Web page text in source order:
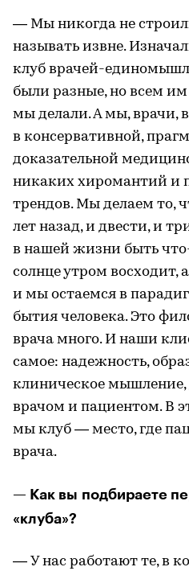
— Мы никогда не
называть извне.
клуб врачей-
были разные, но всем им
мы делали. А мы, врачи,
в консервативной,
доказательной
никаких хиромантий и
трендов. Мы делаем то,
лет назад, и двести, и
в нашей жизни быть
солнце утром восходит,
и мы остаемся в
бытия человека. Это
врача много. И наши
самое: надежность,
клиническое
врачом и пациентом. В
мы клуб — место, где
врача.
— Как вы подбираете
«клуба»?
— У нас работают те, в